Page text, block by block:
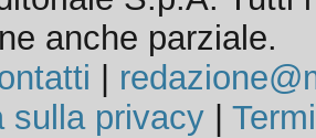
anche parziale.
sulla privacy|